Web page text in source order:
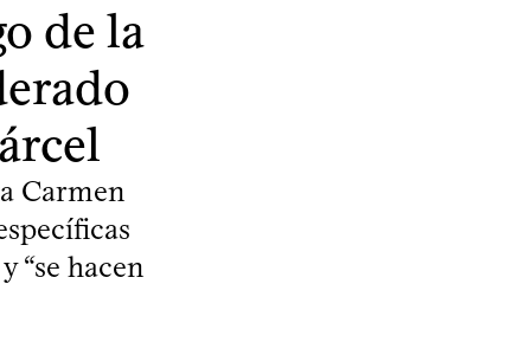
de la
Carmen
“se hacen